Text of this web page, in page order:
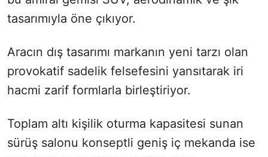
tasarımıyla öne çıkıyor.
Aracın dış tasarımı markanın yeni tarzı olan
provokatif sadelik felsefesini yansıtarak iri
hacmi zarif formlarla birleştiriyor.
Toplam altı kişilik oturma kapasitesi sunan
sürüş salonu konseptli geniş iç mekanda ise